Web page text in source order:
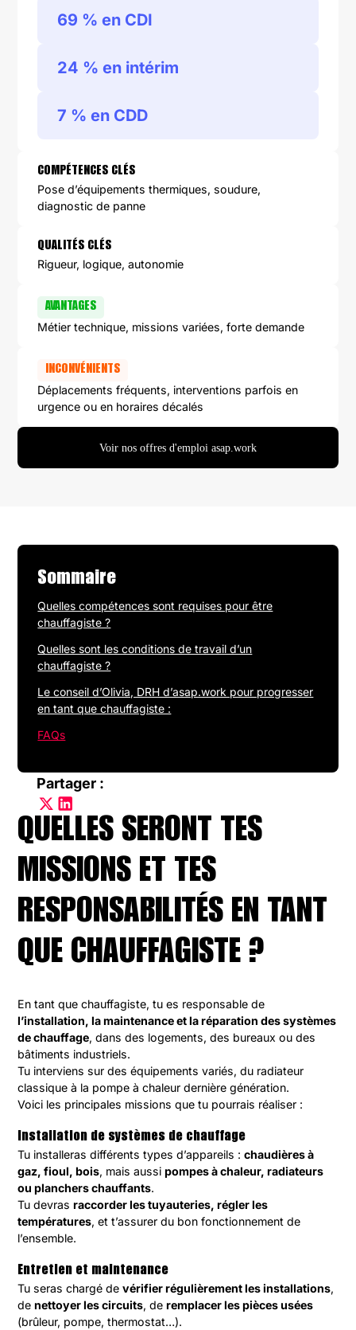
69 % en CDI
24 % en intérim
7 % en CDD
COMPÉTENCES CLÉS
Pose d’équipements thermiques, soudure,
diagnostic de panne
QUALITÉS CLÉS
Rigueur, logique, autonomie
AVANTAGES
Métier technique, missions variées, forte demande
INCONVÉNIENTS
Déplacements fréquents, interventions parfois en
urgence ou en horaires décalés
Voir nos offres d'emploi asap.work
QUELLES SERONT TES
MISSIONS ET TES
RESPONSABILITÉS EN TANT
QUE CHAUFFAGISTE ?
En tant que chauffagiste, tu es responsable de
l’installation, la maintenance et la réparation des systèmes
de chauffage, dans des logements, des bureaux ou des
bâtiments industriels.
Tu interviens sur des équipements variés, du radiateur
classique à la pompe à chaleur dernière génération.
Voici les principales missions que tu pourrais réaliser :
Installation de systèmes de chauffage
Tu installeras différents types d’appareils :chaudières à
gaz, fioul, bois, mais aussipompes à chaleur, radiateurs
ou planchers chauffants.
Tu devrasraccorder les tuyauteries, régler les
températures, et t’assurer du bon fonctionnement de
l’ensemble.
Entretien et maintenance
Tu seras chargé devérifier régulièrement les installations,
denettoyer les circuits, deremplacer les pièces usées
(brûleur, pompe, thermostat…).
Sommaire
Quelles compétences sont requises pour être
chauffagiste ?
Quelles sont les conditions de travail d’un
chauffagiste ?
Le conseil d’Olivia, DRH d’asap.work pour progresser
en tant que chauffagiste :
FAQs
Partager :